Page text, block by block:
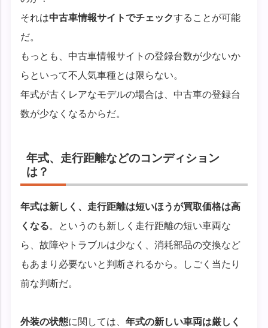
それは中古車情報サイトでチェックすることが可能
だ。
もっとも、中古車情報サイトの登録台数が少ないか
らといって不人気車種とは限らない。
年式が古くレアなモデルの場合は、中古車の登録台
数が少なくなるからだ。
年式、走行距離などのコンディション
は？
年式は新しく、走行距離は短いほうが買取価格は高
くなる。というのも新しく走行距離の短い車両な
ら、故障やトラブルは少なく、消耗部品の交換など
もあまり必要ないと判断されるから。しごく当たり
前な判断だ。
外装の状態に関しては、年式の新しい車両は厳しく